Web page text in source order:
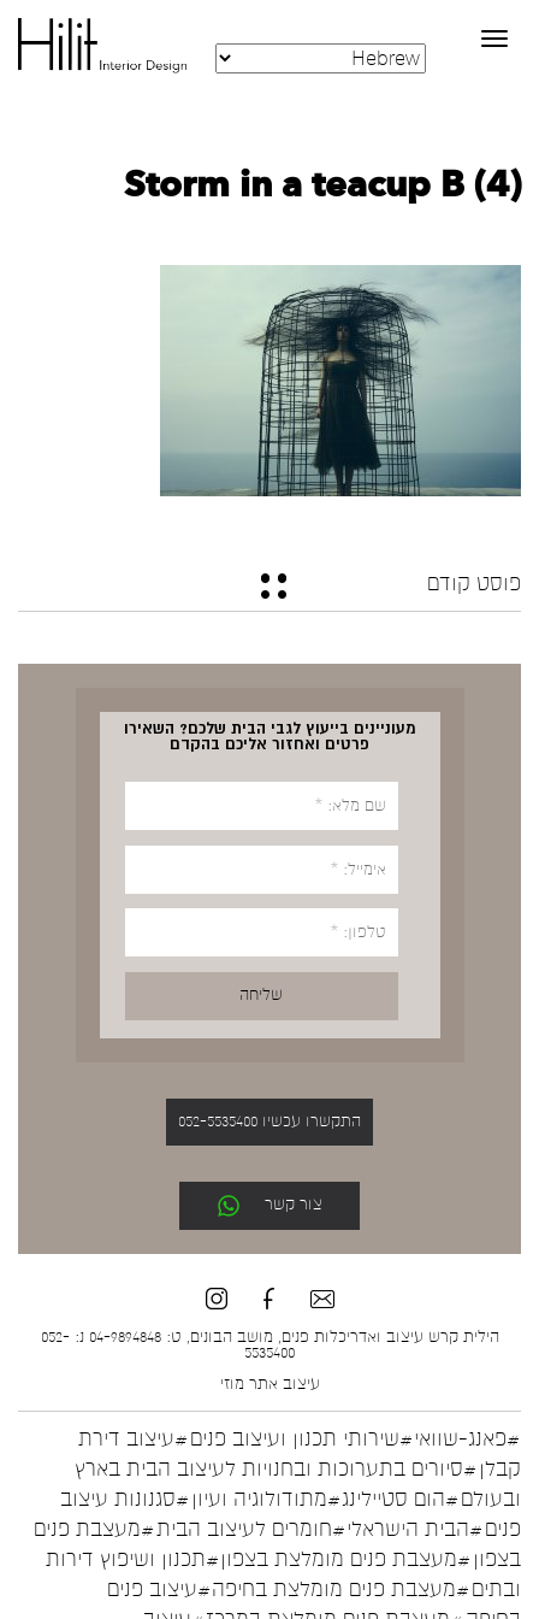
Toggle
navigation
Storm in a teacup B (4)
פוסט קודם
מעוניינים בייעוץ לגבי הבית שלכם? השאירו
פרטים ואחזור אליכם בהקדם
התקשרו עכשיו 052-5535400
צור קשר
הילית קרש עיצוב ואדריכלות פנים, מושב הבונים, ט: 04-9894848 נ: 052-
5535400
עיצוב אתר מוזי
#פאנג-שוואי#שירותי תכנון ועיצוב פנים#עיצוב דירת
קבלן #סיורים בתערוכות ובחנויות לעיצוב הבית בארץ
ובעולם#הום סטיילינג#מתודולוגיה ועיון #סגנונות עיצוב
פנים#הבית הישראלי#חומרים לעיצוב הבית#מעצבת פנים
בצפון #מעצבת פנים מומלצת בצפון#תכנון ושיפוץ דירות
ובתים#מעצבת פנים מומלצת בחיפה#עיצוב פנים